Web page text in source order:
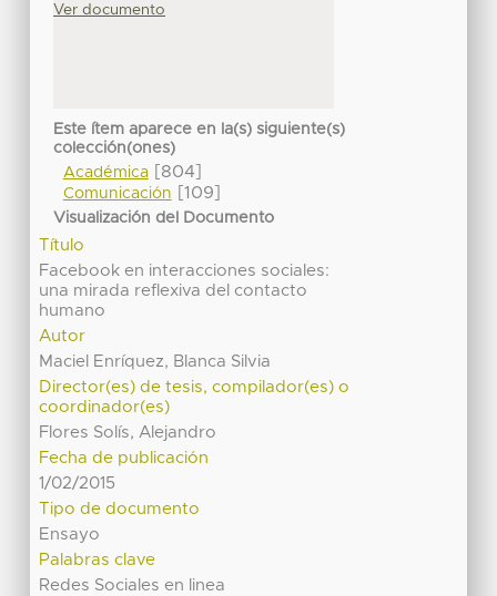
Ver documento
Este ítem aparece en la(s) siguiente(s)
colección(ones)
Académica[804]
Comunicación [109]
Visualización del Documento
Título
Facebook en interacciones sociales:
una mirada reflexiva del contacto
humano
Autor
Maciel Enríquez, Blanca Silvia
Director(es) de tesis, compilador(es) o
coordinador(es)
Flores Solís, Alejandro
Fecha de publicación
1/02/2015
Tipo de documento
Ensayo
Palabras clave
Redes Sociales en linea